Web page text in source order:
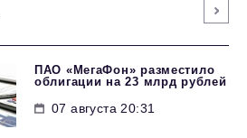
ПАО «МегаФон» разместило
облигации на 23 млрд рублей
07 августа 20:31